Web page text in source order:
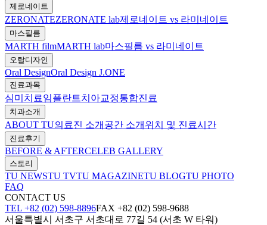
제로네이트
ZERONATEZERONATE lab제로네이트 vs 라미네이트
마스필름
MARTH filmMARTH lab마스필름 vs 라미네이트
오랄디자인
Oral DesignOral Design J.ONE
진료과목
심미치료임플란트치아교정통합진료
치과소개
ABOUT TU의료진 소개 공간 소개 위치 및 진료시간
진료후기
BEFORE & AFTERCELEB GALLERY
스토리
TU NEWSTU TVTU MAGAZINETU BLOGTU PHOTO
FAQ
CONTACT US
TEL +82 (02) 598-8896FAX +82 (02) 598-9688
서울특별시 서초구 서초대로 77길 54 (서초 W 타워)